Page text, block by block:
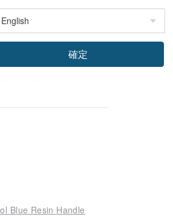
father, Father Gifts,
papa, Gifts for papa,
Knife, Handmade
Handmade,
Handle Butcher
Blue Resin Handle
確定